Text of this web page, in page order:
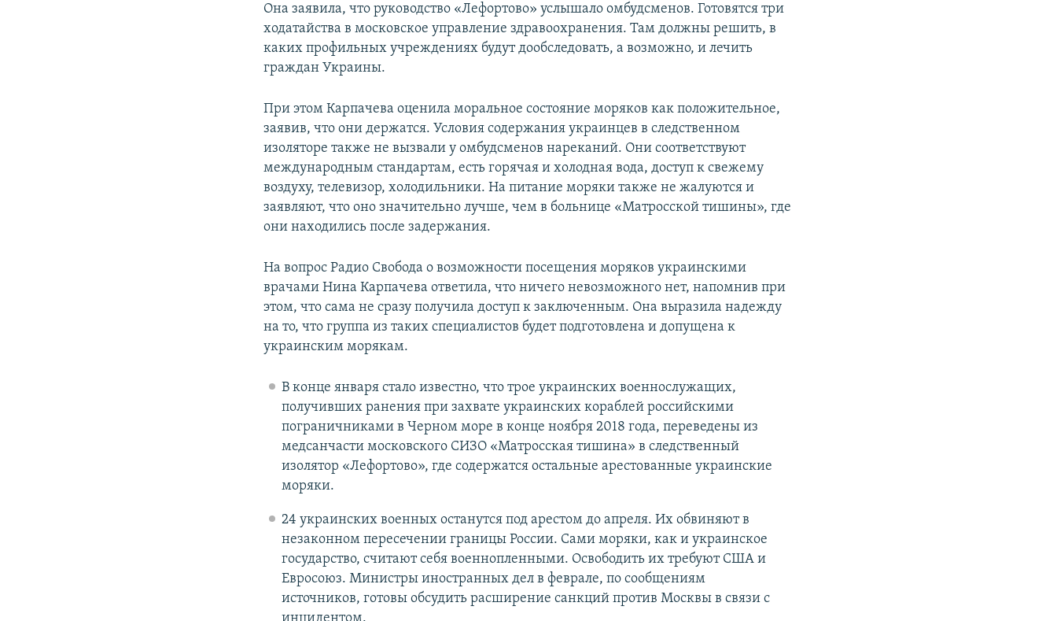
Она заявила, что руководство «Лефортово»​ услышало омбудсменов. Готовятся три
ходатайства в московское управление здравоохранения. Там должны решить, в
каких профильных учреждениях будут дообследовать, а возможно,​ и лечить
граждан Украины.
При этом Карпачева оценила моральное состояние моряков как положительное,
заявив, что они держатся. Условия содержания украинцев в следственном
изоляторе также не вызвали у омбудсменов нареканий. Они соответствуют
международным стандартам, есть горячая и холодная вода, доступ к свежему
воздуху, телевизор, холодильники. На питание моряки также не жалуются и
заявляют, что оно значительно лучше, чем в больнице «Матросской тишины», где
они находились после задержания.
На вопрос Радио Свобода о возможности посещения моряков украинскими
врачами Нина Карпачева ответила, что ничего невозможного нет, напомнив при
этом, что сама не сразу получила доступ к заключенным. Она выразила надежду
на то, что группа из таких специалистов будет подготовлена и допущена к
украинским морякам.
В конце января стало известно, что трое украинских военнослужащих,
получивших ранения при захвате украинских кораблей российскими
пограничниками в Черном море в конце ноября 2018 года, переведены из
медсанчасти московского СИЗО «Матросская тишина» в следственный
изолятор «Лефортово», где содержатся остальные арестованные украинские
моряки.
24 украинских военных останутся под арестом до апреля. Их обвиняют в
незаконном пересечении границы России. Сами моряки, как и украинское
государство, считают себя военнопленными. Освободить их требуют США и
Евросоюз. Министры иностранных дел в феврале, по сообщениям
источников, готовы обсудить расширение санкций против Москвы в связи с